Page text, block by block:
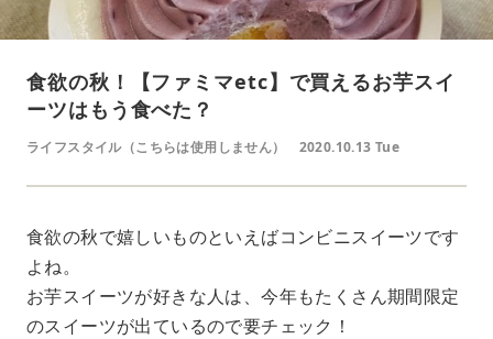
食欲の秋！【ファミマetc】で買えるお芋スイ
ーツはもう食べた？
ライフスタイル（こちらは使用しません） 2020.10.13 Tue
食欲の秋で嬉しいものといえばコンビニスイーツです
よね。
お芋スイーツが好きな人は、今年もたくさん期間限定
のスイーツが出ているので要チェック！